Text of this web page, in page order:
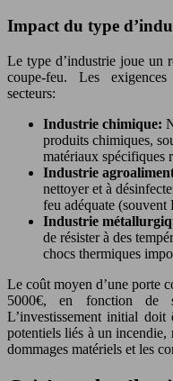
Impact du type
Le type d’industrie joue un
coupe-feu. Les
secteurs:
Industrie chimique:
produits chimiques,
matériaux spécifiques
Industrie
nettoyer et à
feu adéquate (souvent
Industrie
de résister à des
chocs thermiques
Le coût moyen d’une porte
5000€, en fonction de
L’investissement initial
potentiels liés à un incendie,
dommages matériels et les